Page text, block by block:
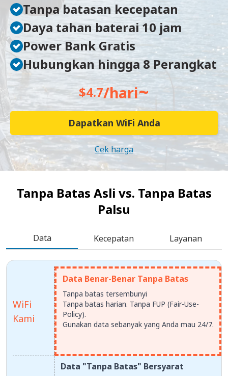
Tanpa batasan kecepatan
Daya tahan baterai 10 jam
Power Bank Gratis
Hubungkan hingga 8 Perangkat
$4.7/hari~
Dapatkan WiFi Anda
Cek harga
Tanpa Batas Asli vs. Tanpa Batas
Palsu
Data Kecepatan Layanan
WiFi
Kami
Data Benar-Benar Tanpa Batas
Tanpa batas tersembunyi
Tanpa batas harian. Tanpa FUP (Fair-Use-
Policy).
Gunakan data sebanyak yang Anda mau 24/7.
Data "Tanpa Batas" Bersyarat